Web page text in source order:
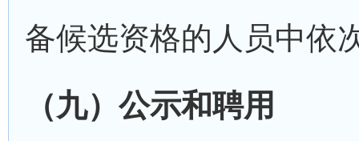
备候选资格的人员中依
（九）公示和聘用